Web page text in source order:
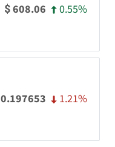
$608.06 0.55%
0.197653 1.21%